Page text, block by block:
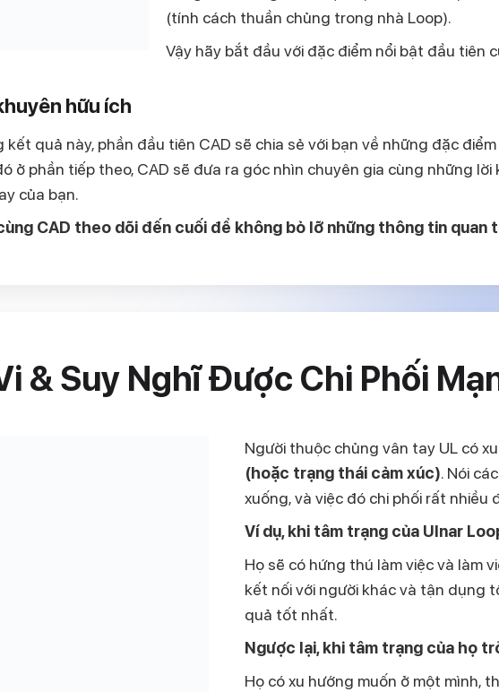
(tính cách thuần chủng trong nhà Loop).
Vậy hãy bắt đầu với đặc điểm nổi bật đầu tiên
hữu ích
kết quả này, phần đầu tiên CAD sẽ chia sẻ với bạn về những đặc
ở phần tiếp theo, CAD sẽ đưa ra góc nhìn chuyên gia cùng những
của bạn.
CAD theo dõi đến cuối để không bỏ lỡ những thông tin quan
& Suy Nghĩ Được Chi Phối
Người thuộc chủng vân tay UL có
(hoặc trạng thái cảm xúc). Nói
xuống, và việc đó chi phối rất nhiều
Ví dụ, khi tâm trạng của Ulnar
Họ sẽ có hứng thú làm việc và làm
kết nối với người khác và tận dụng
quả tốt nhất.
Ngược lại, khi tâm trạng của họ
Họ có xu hướng muốn ở một mình,